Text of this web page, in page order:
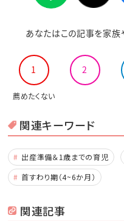
あなたはこの記事を家族
1 2
薦めたくない
関連キーワード
出産準備＆1歳までの育児
首すわり期（4~6か月）
関連記事